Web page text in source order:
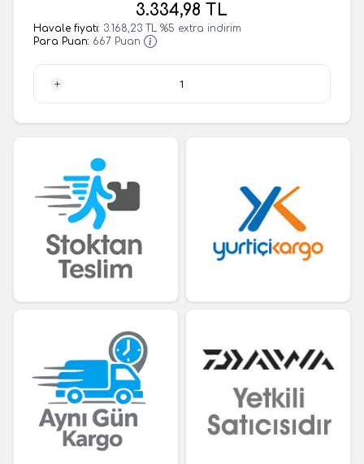
3.334,98 TL
Havale fiyatı: 3.168,23 TL %5 extra indirim
Para Puan: 667 Puan